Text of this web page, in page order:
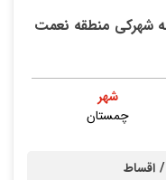
شهرکی منطقه نعمت
شهر
چمستان
اقساط